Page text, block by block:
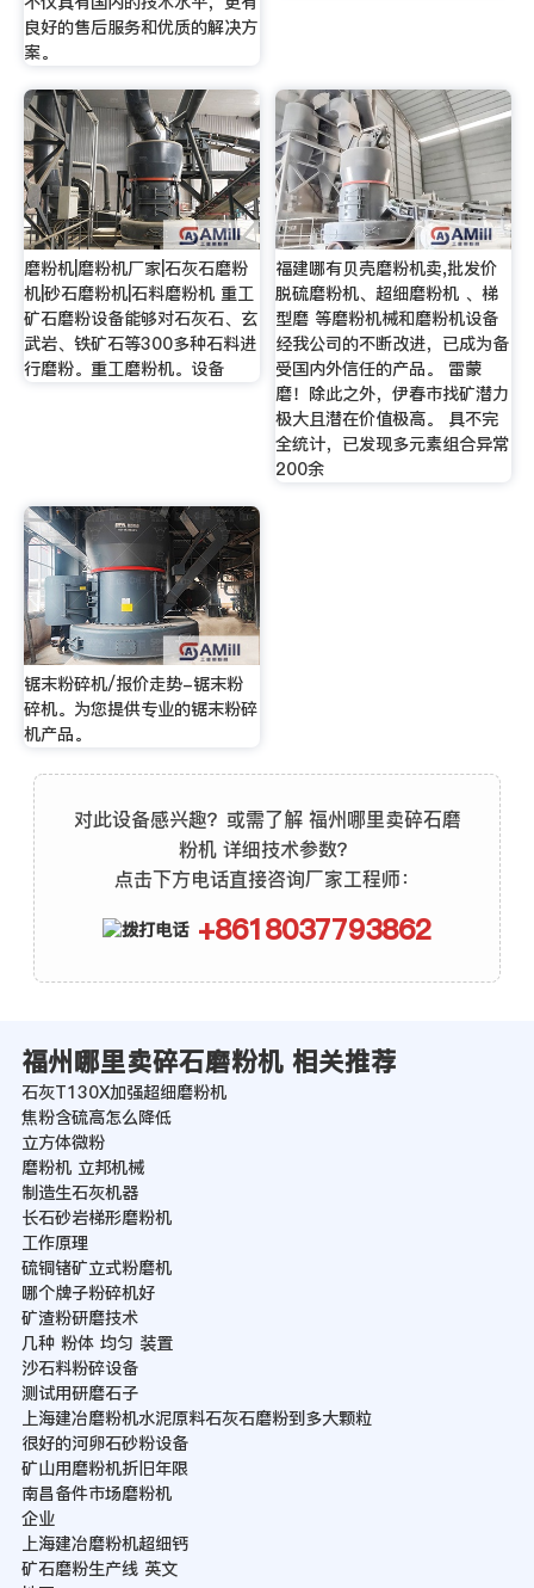
良好的售后服务和优质的解决方
案。
磨粉机|磨粉机厂家|石灰石磨粉
机|砂石磨粉机|石料磨粉机 重工
矿石磨粉设备能够对石灰石、玄
武岩、铁矿石等300多种石料进
行磨粉。重工磨粉机。设备
福建哪有贝壳磨粉机卖,批发价
脱硫磨粉机、超细磨粉机 、梯
型磨 等磨粉机械和磨粉机设备
经我公司的不断改进，已成为备
受国内外信任的产品。 雷蒙
磨！除此之外，伊春市找矿潜力
极大且潜在价值极高。 具不完
全统计，已发现多元素组合异常
200余
锯末粉碎机/报价走势-锯末粉
碎机。为您提供专业的锯末粉碎
机产品。
对此设备感兴趣？或需了解 福州哪里卖碎石磨
粉机 详细技术参数？
点击下方电话直接咨询厂家工程师：
+8618037793862
福州哪里卖碎石磨粉机 相关推荐
石灰T130X加强超细磨粉机
焦粉含硫高怎么降低
立方体微粉
磨粉机 立邦机械
制造生石灰机器
长石砂岩梯形磨粉机
工作原理
硫铜锗矿立式粉磨机
哪个牌子粉碎机好
矿渣粉研磨技术
几种 粉体 均匀 装置
沙石料粉碎设备
测试用研磨石子
上海建冶磨粉机水泥原料石灰石磨粉到多大颗粒
很好的河卵石砂粉设备
矿山用磨粉机折旧年限
南昌备件市场磨粉机
企业
上海建冶磨粉机超细钙
矿石磨粉生产线 英文